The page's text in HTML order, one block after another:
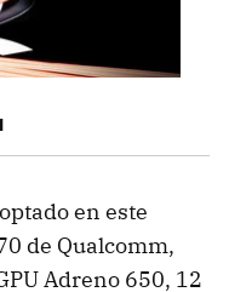
en este
de Qualcomm,
Adreno 650, 12